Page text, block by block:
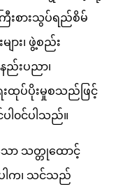
းစားသွပ်ရည်စိမ်
ျား၊ ဖွဲ့စည်း
ည်းပညာ၊
ထုပ်ပိုးမှုစသည်ဖြင့်
၀င်ပါသည်။
သတ္တုထောင့်
ါက၊ သင်သည်